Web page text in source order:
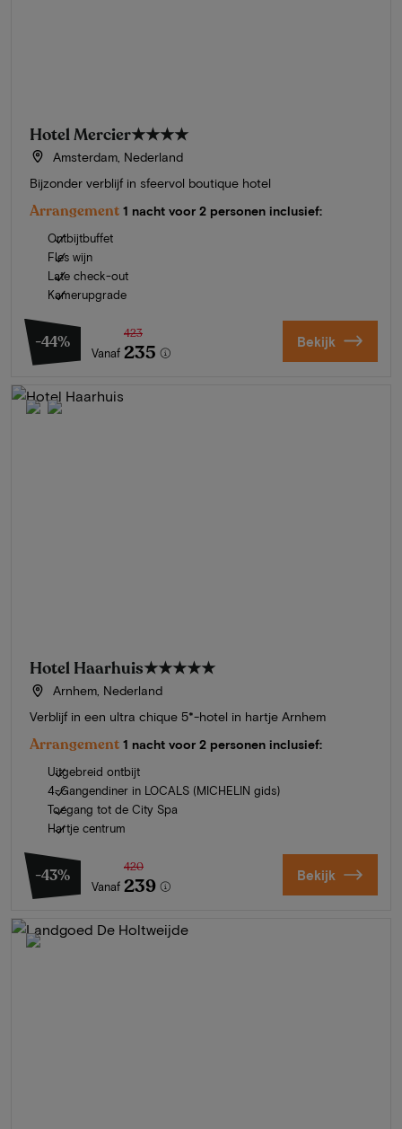
Hotel Mercier★★★★
Amsterdam, Nederland
Bijzonder verblijf in sfeervol boutique hotel
Arrangement 1 nacht voor 2 personen inclusief:
Ontbijtbuffet
Fles wijn
Late check-out
Kamerupgrade
-44%
Vanaf
423
235 Bekijk
Hotel Haarhuis★★★★★
Arnhem, Nederland
Verblijf in een ultra chique 5*-hotel in hartje Arnhem
Arrangement 1 nacht voor 2 personen inclusief:
Uitgebreid ontbijt
4-Gangendiner in LOCALS (MICHELIN gids)
Toegang tot de City Spa
Hartje centrum
-43%
Vanaf
420
239 Bekijk